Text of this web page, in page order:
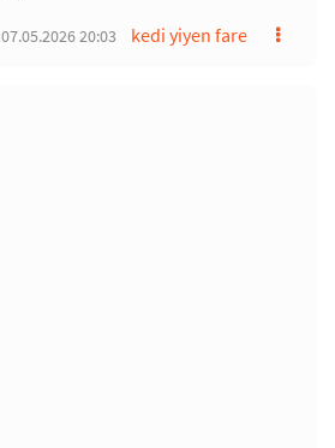
kedi yiyen fare
07.05.2026 20:03